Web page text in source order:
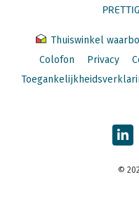
Thuiswinkel
Colofon
Privacy
©